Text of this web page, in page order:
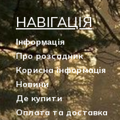
Про
НАВІГАЦІЯ
Інформація
Про розсадник
Корисна інформація
Новини
Де купити
Оплата та доставка